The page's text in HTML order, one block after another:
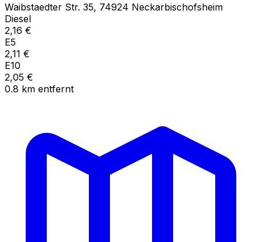
Waibstaedter Str. 35, 74924 Neckarbischofsheim
Diesel
2,16 €
E5
2,11 €
E10
2,05 €
0.8 km entfernt